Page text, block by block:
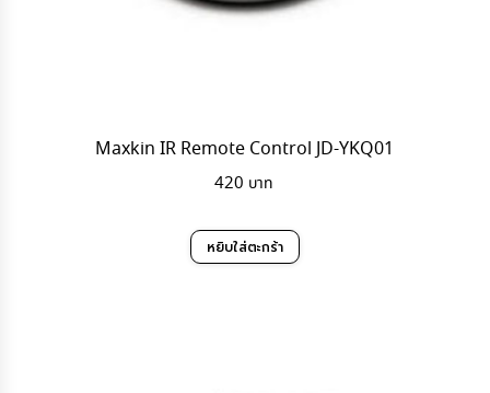
Maxkin IR Remote Control JD-YKQ01
420
หยิบใส่ตะกร้า